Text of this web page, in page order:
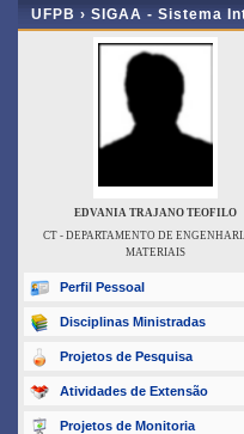
UFPB › SIGAA - Sistema
EDVANIA TRAJANO TEOFILO
CT - DEPARTAMENTO DE
MATERIAIS
Perfil Pessoal
Disciplinas Ministradas
Projetos de Pesquisa
Atividades de Extensão
Projetos de Monitoria